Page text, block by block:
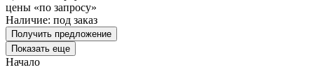
цены «по запросу»
Наличие: под заказ
Получить предложение
Показать еще
Начало